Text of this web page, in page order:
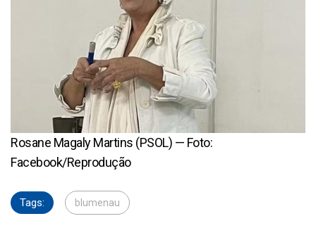
Rosane Magaly Martins (PSOL) — Foto:
Facebook/Reprodução
Tags: blumenau